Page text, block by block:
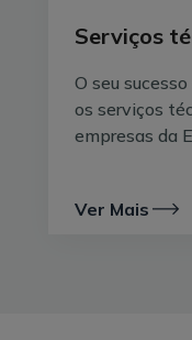
Serviços
O seu
os serviços
empresas da
Ver Mais